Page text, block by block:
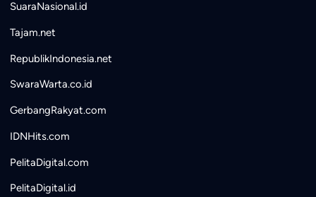
SuaraNasional.id
Tajam.net
RepublikIndonesia.net
SwaraWarta.co.id
GerbangRakyat.com
IDNHits.com
PelitaDigital.com
PelitaDigital.id